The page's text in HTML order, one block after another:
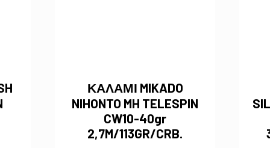
ΚΑΛΑΜΙ MIKADO
NIHONTO MH TELESPIN
CW10-40gr
2,7M/113GR/CRB.